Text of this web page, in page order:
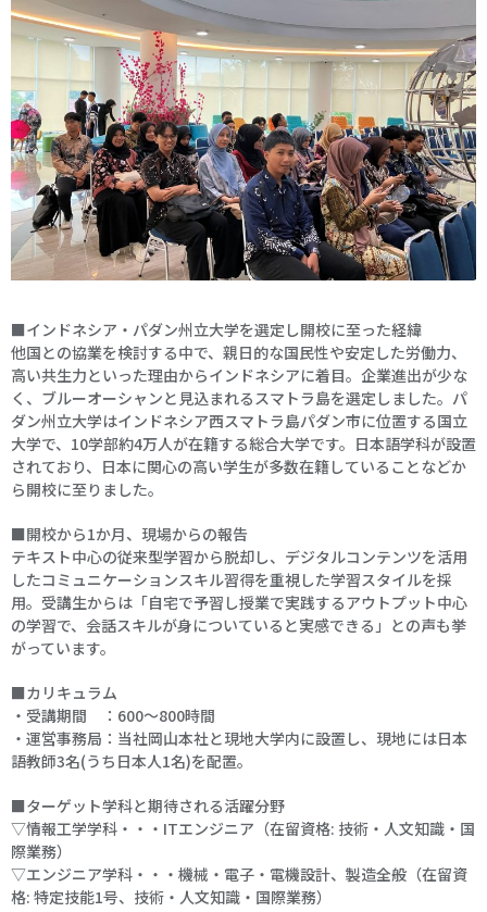
■インドネシア・パダン州立大学を選定し開校に至った経緯
他国との協業を検討する中で、親日的な国民性や安定した労働力、
高い共生力といった理由からインドネシアに着目。企業進出が少な
く、ブルーオーシャンと見込まれるスマトラ島を選定しました。パ
ダン州立大学はインドネシア西スマトラ島パダン市に位置する国立
大学で、10学部約4万人が在籍する総合大学です。日本語学科が設置
されており、日本に関心の高い学生が多数在籍していることなどか
ら開校に至りました。
■開校から1か月、現場からの報告
テキスト中心の従来型学習から脱却し、デジタルコンテンツを活用
したコミュニケーションスキル習得を重視した学習スタイルを採
用。受講生からは「自宅で予習し授業で実践するアウトプット中心
の学習で、会話スキルが身についていると実感できる」との声も挙
がっています。
■カリキュラム
・受講期間 ：600～800時間
・運営事務局：当社岡山本社と現地大学内に設置し、現地には日本
語教師3名(うち日本人1名)を配置。
■ターゲット学科と期待される活躍分野
▽情報工学学科・・・ITエンジニア（在留資格: 技術・人文知識・国
際業務）
▽エンジニア学科・・・機械・電子・電機設計、製造全般（在留資
格: 特定技能1号、技術・人文知識・国際業務）